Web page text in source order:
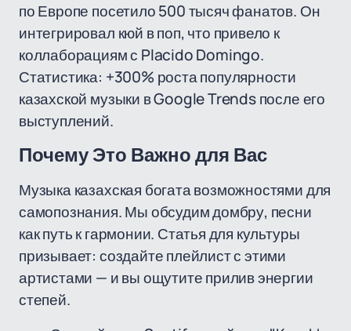
по Европе посетило 500 тысяч фанатов. Он
интегрировал кюй в поп, что привело к
коллаборациям с Placido Domingo.
Статистика: +300% роста популярности
казахской музыки в Google Trends после его
выступлений.
Почему Это Важно для Вас
Музыка казахская богата возможностями для
самопознания. Мы обсудим домбру, песни
как путь к гармонии. Статья для культуры
призывает: создайте плейлист с этими
артистами — и вы ощутите прилив энергии
степей.